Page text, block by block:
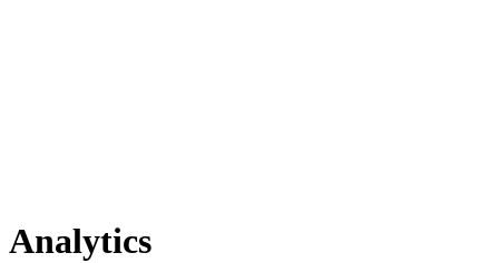
Analytics